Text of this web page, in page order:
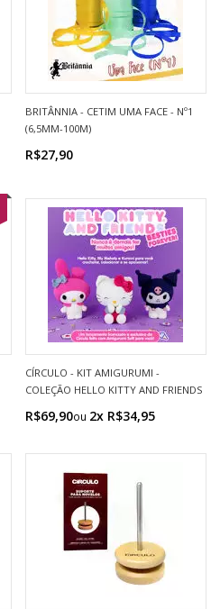
BRITÂNNIA - CETIM UMA FACE - Nº1
(6,5MM-100M)
R$27,90
CÍRCULO - KIT AMIGURUMI -
COLEÇÃO HELLO KITTY AND FRIENDS
R$69,90 2x R$34,95